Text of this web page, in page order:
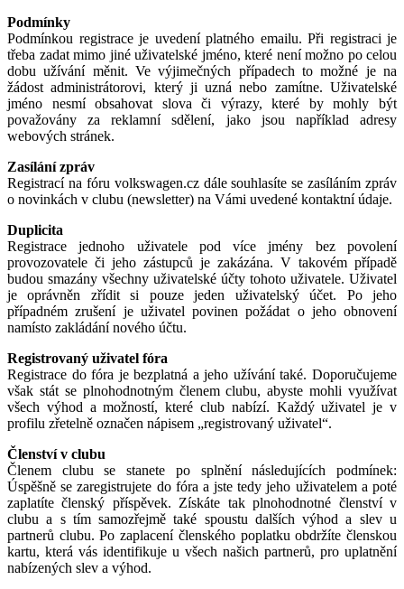
Podmínky
Podmínkou registrace je uvedení platného emailu. Při registraci je
třeba zadat mimo jiné uživatelské jméno, které není možno po celou
dobu užívání měnit. Ve výjimečných případech to možné je na
žádost administrátorovi, který ji uzná nebo zamítne. Uživatelské
jméno nesmí obsahovat slova či výrazy, které by mohly být
považovány za reklamní sdělení, jako jsou například adresy
webových stránek.
Zasílání zpráv
Registrací na fóru volkswagen.cz dále souhlasíte se zasíláním zpráv
o novinkách v clubu (newsletter) na Vámi uvedené kontaktní údaje.
Duplicita
Registrace jednoho uživatele pod více jmény bez povolení
provozovatele či jeho zástupců je zakázána. V takovém případě
budou smazány všechny uživatelské účty tohoto uživatele. Uživatel
je oprávněn zřídit si pouze jeden uživatelský účet. Po jeho
případném zrušení je uživatel povinen požádat o jeho obnovení
namísto zakládání nového účtu.
Registrovaný uživatel fóra
Registrace do fóra je bezplatná a jeho užívání také. Doporučujeme
však stát se plnohodnotným členem clubu, abyste mohli využívat
všech výhod a možností, které club nabízí. Každý uživatel je v
profilu zřetelně označen nápisem „registrovaný uživatel“.
Členství v clubu
Členem clubu se stanete po splnění následujících podmínek:
Úspěšně se zaregistrujete do fóra a jste tedy jeho uživatelem a poté
zaplatíte členský příspěvek. Získáte tak plnohodnotné členství v
clubu a s tím samozřejmě také spoustu dalších výhod a slev u
partnerů clubu. Po zaplacení členského poplatku obdržíte členskou
kartu, která vás identifikuje u všech našich partnerů, pro uplatnění
nabízených slev a výhod.